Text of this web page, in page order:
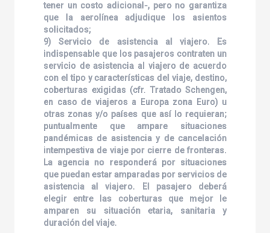
tener un costo adicional-, pero no garantiza
que la aerolínea adjudique los asientos
solicitados;
9) Servicio de asistencia al viajero. Es
indispensable que los pasajeros contraten un
servicio de asistencia al viajero de acuerdo
con el tipo y características del viaje, destino,
coberturas exigidas (cfr. Tratado Schengen,
en caso de viajeros a Europa zona Euro) u
otras zonas y/o países que así lo requieran;
puntualmente que ampare situaciones
pandémicas de asistencia y de cancelación
intempestiva de viaje por cierre de fronteras.
La agencia no responderá por situaciones
que puedan estar amparadas por servicios de
asistencia al viajero. El pasajero deberá
elegir entre las coberturas que mejor le
amparen su situación etaria, sanitaria y
duración del viaje.